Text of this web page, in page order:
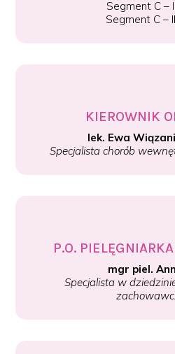
Segment C –
Segment C –
KIEROWNIK
lek. Ewa
Specjalista chorób
P.O.
mgr piel.
Specjalista w